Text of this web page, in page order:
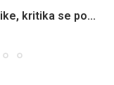
kritika se po...